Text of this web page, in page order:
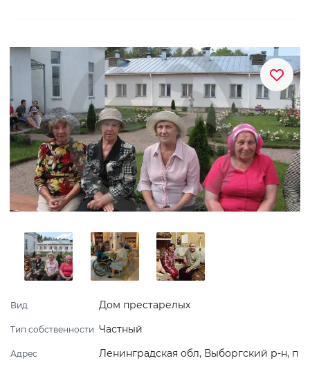
Вид Дом престарелых
Тип собственности Частный
Адрес
Ленинградская обл, Выборгский р-н, п